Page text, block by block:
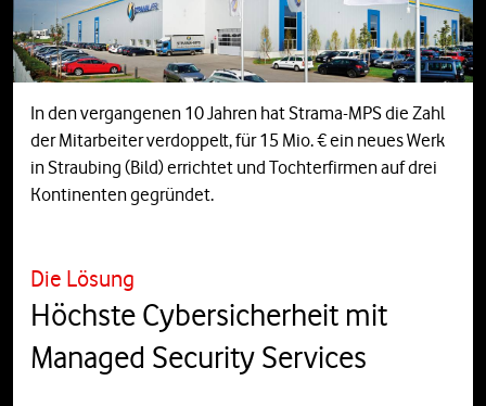
In den vergangenen 10 Jahren hat Strama-MPS die Zahl
der Mitarbeiter verdoppelt, für 15 Mio. € ein neues Werk
in Straubing (Bild) errichtet und Tochterfirmen auf drei
Kontinenten gegründet.
Die Lösung
Höchste Cybersicherheit mit
Managed Security Services